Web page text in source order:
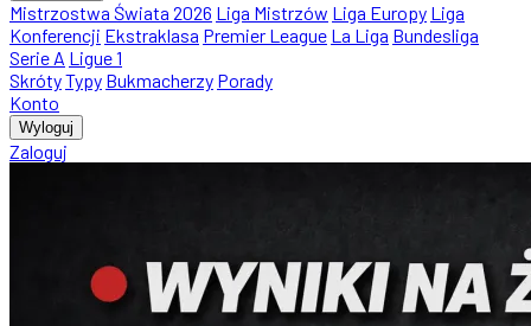
Mistrzostwa Świata 2026 Liga Mistrzów Liga Europy Liga
Konferencji Ekstraklasa Premier League La Liga Bundesliga
Serie A Ligue 1
SkrótyTypy Bukmacherzy Porady
Konto
Wyloguj
Zaloguj